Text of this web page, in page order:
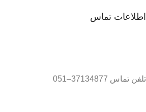
اطلاعات تماس
تلفن تماس 37134877–051